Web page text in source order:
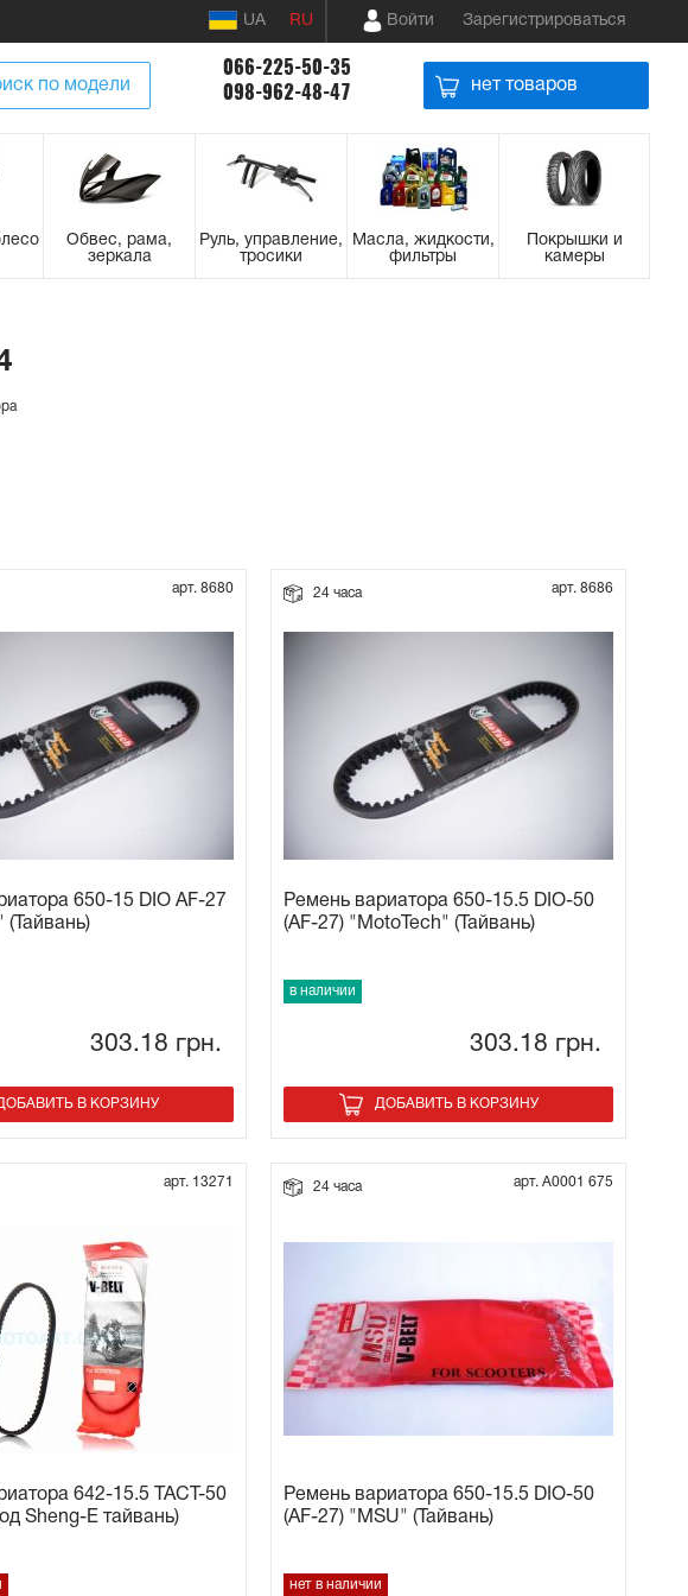
UA RU Войти Зарегистрироваться
по модели
066-225-50-35
098-962-48-47
нет товаров
Обвес, рама,
зеркала
Руль, управление,
тросики
Масла, жидкости,
фильтры
Покрышки и
камеры
арт. 8680
650-15 DIO AF-27
(Тайвань)
303.18 грн.
В КОРЗИНУ
24 часа арт. 8686
Ремень вариатора 650-15.5 DIO-50
(AF-27) "MotoTech" (Тайвань)
в наличии
303.18 грн.
ДОБАВИТЬ В КОРЗИНУ
арт. 13271
642-15.5 TACT-50
Sheng-E тайвань)
24 часа арт. А0001 675
Ремень вариатора 650-15.5 DIO-50
(AF-27) "MSU" (Тайвань)
нет в наличии